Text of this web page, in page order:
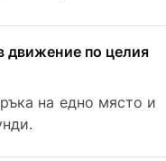
движение по целия
на едно място и